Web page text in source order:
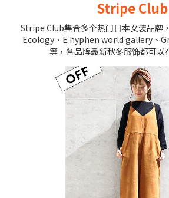
Stripe Club
Stripe Club集合多个热门日本女装品牌
Ecology、E hyphen world gallery、
等，各品牌最新秋冬服饰都可以